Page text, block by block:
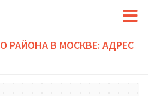
РАЙОНА В МОСКВЕ: АДРЕС